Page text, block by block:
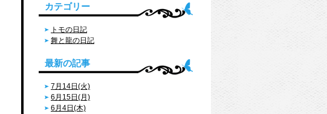
カテゴリー
トモの日記
舞と龍の日記
最新の記事
7月14日(火)
6月15日(月)
6月4日(木)